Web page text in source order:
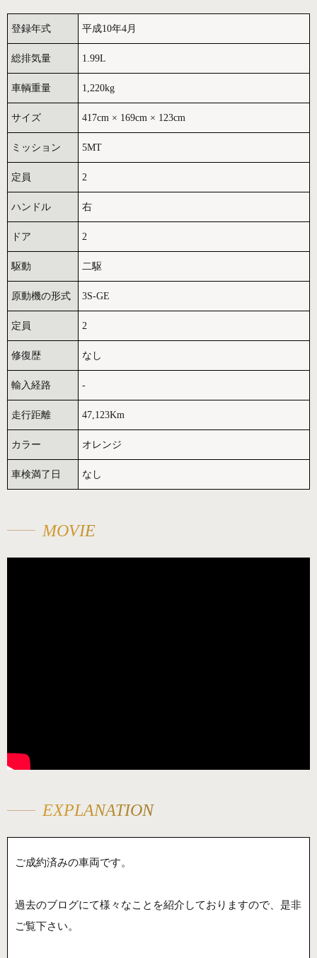
登録年式 平成10年4月
総排気量 1.99L
車輌重量 1,220kg
サイズ 417cm × 169cm × 123cm
ミッション 5MT
定員 2
ハンドル 右
ドア 2
駆動 二駆
原動機の形式 3S-GE
定員 2
修復歴 なし
輸入経路 -
走行距離 47,123Km
カラー オレンジ
車検満了日 なし
MOVIE
EXPLANATION
ご成約済みの車両です。
過去のブログにて様々なことを紹介しておりますので、是非
ご覧下さい。